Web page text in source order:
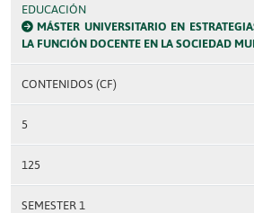
EDUCACIÓN
MÁSTER UNIVERSITARIO EN
LA FUNCIÓN DOCENTE EN LA SOCIEDAD
CONTENIDOS (CF)
5
125
SEMESTER 1